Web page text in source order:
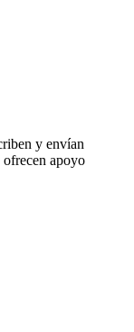
y envían
ofrecen apoyo